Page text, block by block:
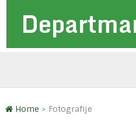
Home > Fotografije